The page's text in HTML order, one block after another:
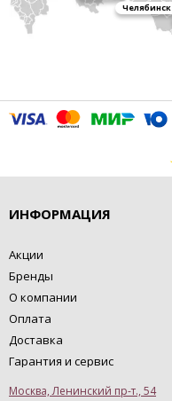
Челябинск
ИНФОРМАЦИЯ
Акции
Бренды
О компании
Оплата
Доставка
Гарантия и сервис
Москва, Ленинский пр-т., 54